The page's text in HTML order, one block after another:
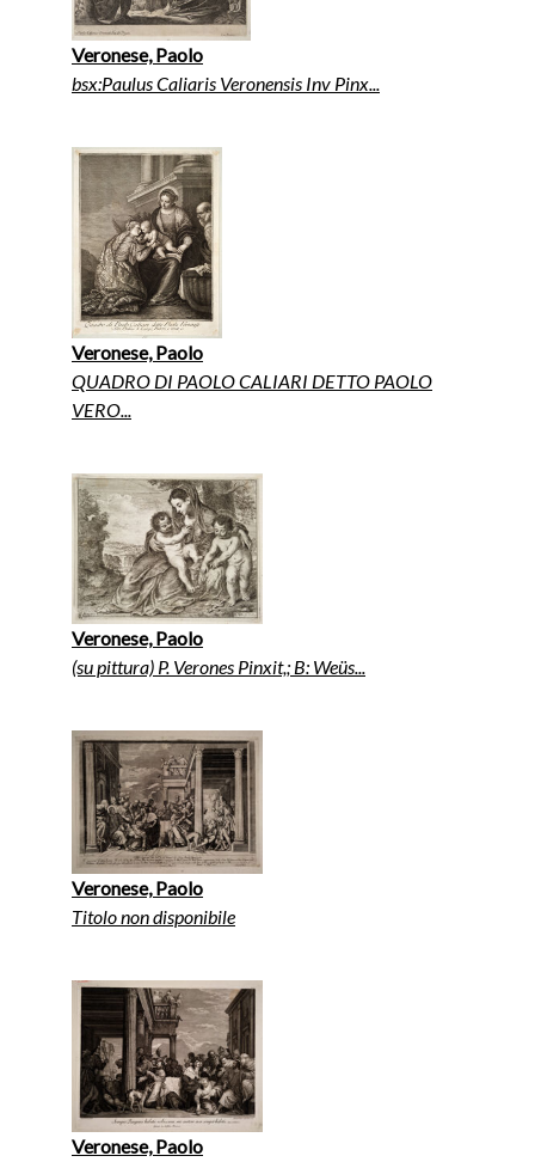
Veronese, Paolo
bsx:Paulus Caliaris Veronensis Inv Pinx...
Veronese, Paolo
QUADRO DI PAOLO CALIARI DETTO PAOLO
VERO...
Veronese, Paolo
(su pittura) P. Verones Pinxit,; B: Weüs...
Veronese, Paolo
Titolo non disponibile
Veronese, Paolo